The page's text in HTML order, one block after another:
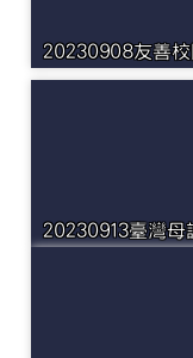
20230908友善
20230913臺灣母